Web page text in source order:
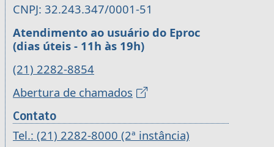
CNPJ: 32.243.347/0001-51
Atendimento ao usuário do Eproc
(dias úteis - 11h às 19h)
(21) 2282-8854
Abertura de chamados
Contato
Tel.: (21) 2282-8000 (2ª instância)